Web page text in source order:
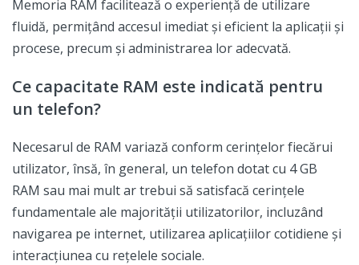
Memoria RAM facilitează o experiență de utilizare
fluidă, permițând accesul imediat și eficient la aplicații și
procese, precum și administrarea lor adecvată.
Ce capacitate RAM este indicată pentru
un telefon?
Necesarul de RAM variază conform cerințelor fiecărui
utilizator, însă, în general, un telefon dotat cu 4 GB
RAM sau mai mult ar trebui să satisfacă cerințele
fundamentale ale majorității utilizatorilor, incluzând
navigarea pe internet, utilizarea aplicațiilor cotidiene și
interacțiunea cu rețelele sociale.